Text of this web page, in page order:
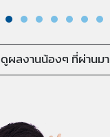
ดูผลงานน้องๆ ที่ผ่านมา